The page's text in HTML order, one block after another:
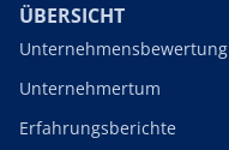
ÜBERSICHT
Unternehmensbewertung
Unternehmertum
Erfahrungsberichte